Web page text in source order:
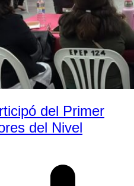
del Primer
del Nivel